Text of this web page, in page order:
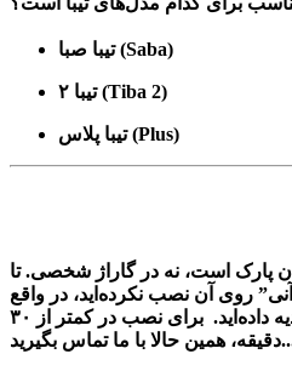
تیبا صبا (Saba)
تیبا ۲ (Tiba 2)
تیبا پلاس (Plus)
پارک است، نه در گاراژ شخصی. تا
روی آن نصب نکرده‌اید، در واقع
ماشین خود را به سارق هدیه داده‌اید. برای نصب در کمتر از ۳۰
با ما تماس بگیرید...